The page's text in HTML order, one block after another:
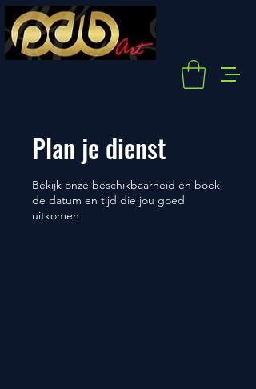
Plan je dienst
Bekijk onze beschikbaarheid en boek
de datum en tijd die jou goed
uitkomen